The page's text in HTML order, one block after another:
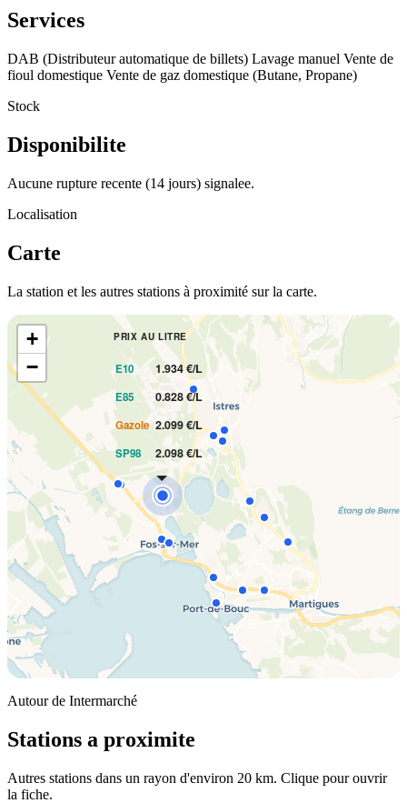
Services
DAB (Distributeur automatique de billets) Lavage manuel Vente de
fioul domestique Vente de gaz domestique (Butane, Propane)
Stock
Disponibilite
Aucune rupture recente (14 jours) signalee.
Localisation
Carte
La station et les autres stations à proximité sur la carte.
PRIX AU LITRE
E10 1.934 €/L
E85 0.828 €/L
Gazole 2.099 €/L
SP98 2.098 €/L
+
−
Autour de Intermarché
Stations a proximite
Autres stations dans un rayon d'environ 20 km. Clique pour ouvrir
la fiche.